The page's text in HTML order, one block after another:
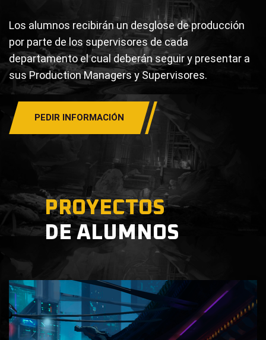
Los alumnos recibirán un desglose de producción
por parte de los supervisores de cada
departamento el cual deberán seguir y presentar a
sus Production Managers y Supervisores.
PEDIR INFORMACIÓN
PROYECTOS
DE ALUMNOS